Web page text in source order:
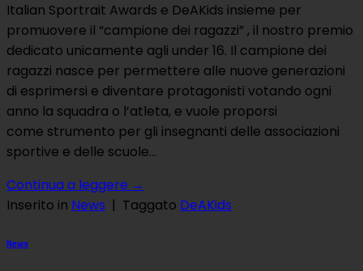
Italian Sportrait Awards e DeAKids insieme per
promuovere il “campione dei ragazzi” , il nostro premio
dedicato unicamente agli under 16. Il campione dei
ragazzi nasce per permettere alle nuove generazioni
di esprimersi e diventare protagonisti votando ogni
anno la squadra o l’atleta, e vuole proporsi
come strumento per gli insegnanti delle associazioni
sportive e delle scuole…
Continua a leggere →
Inserito in News | Taggato DeAKids
News